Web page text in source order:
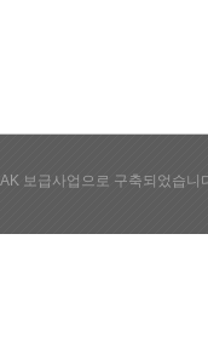
보급사업으로 구축되었습니